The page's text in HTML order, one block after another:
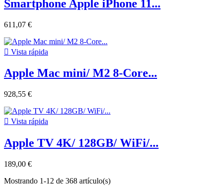
Smartphone Apple iPhone 11...
611,07 €
 Vista rápida
Apple Mac mini/ M2 8-Core...
928,55 €
 Vista rápida
Apple TV 4K/ 128GB/ WiFi/...
189,00 €
Mostrando 1-12 de 368 artículo(s)